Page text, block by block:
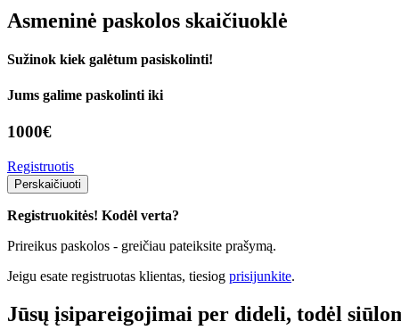
Asmeninė paskolos skaičiuoklė
Sužinok kiek galėtum pasiskolinti!
Jums galime paskolinti iki
1000€
Registruotis
Perskaičiuoti
Registruokitės! Kodėl verta?
Prireikus paskolos - greičiau pateiksite prašymą.
Jeigu esate registruotas klientas, tiesiog prisijunkite.
Jūsų įsipareigojimai per dideli, todėl